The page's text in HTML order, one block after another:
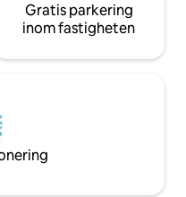
Gratis parkering
inom fastigheten